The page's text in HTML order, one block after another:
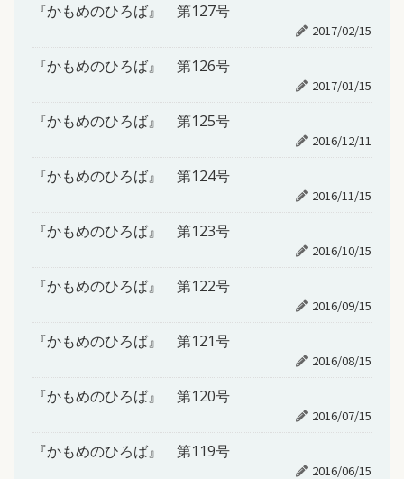
『かもめのひろば』 第127号
2017/02/15
『かもめのひろば』 第126号
2017/01/15
『かもめのひろば』 第125号
2016/12/11
『かもめのひろば』 第124号
2016/11/15
『かもめのひろば』 第123号
2016/10/15
『かもめのひろば』 第122号
2016/09/15
『かもめのひろば』 第121号
2016/08/15
『かもめのひろば』 第120号
2016/07/15
『かもめのひろば』 第119号
2016/06/15